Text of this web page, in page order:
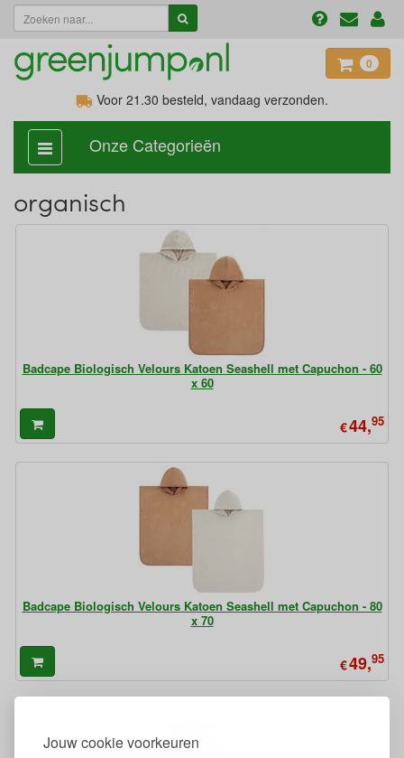
Jouw cookie voorkeuren
0
Voor 21.30 besteld, vandaag verzonden.
categorie
aan,
Onze Categorieën
organisch
Badcape Biologisch Velours Katoen Seashell met Capuchon - 60
x 60
€44,95
Badcape Biologisch Velours Katoen Seashell met Capuchon - 80
x 70
€49,95